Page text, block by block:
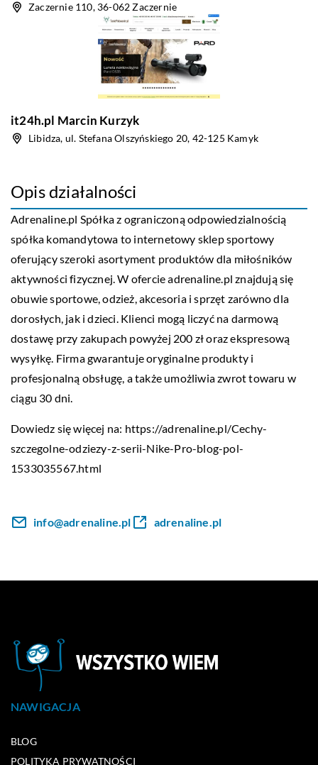
Zaczernie 110, 36-062 Zaczernie
it24h.pl Marcin Kurzyk
Libidza, ul. Stefana Olszyńskiego 20, 42-125 Kamyk
Opis działalności
Adrenaline.pl Spółka z ograniczoną odpowiedzialnością
spółka komandytowa to internetowy sklep sportowy
oferujący szeroki asortyment produktów dla miłośników
aktywności fizycznej. W ofercie adrenaline.pl znajdują się
obuwie sportowe, odzież, akcesoria i sprzęt zarówno dla
dorosłych, jak i dzieci. Klienci mogą liczyć na darmową
dostawę przy zakupach powyżej 200 zł oraz ekspresową
wysyłkę. Firma gwarantuje oryginalne produkty i
profesjonalną obsługę, a także umożliwia zwrot towaru w
ciągu 30 dni.
Dowiedz się więcej na: https://adrenaline.pl/Cechy-
szczegolne-odziezy-z-serii-Nike-Pro-blog-pol-
1533035567.html
info@adrenaline.pl adrenaline.pl
NAWIGACJA
BLOG
POLITYKA PRYWATNOŚCI